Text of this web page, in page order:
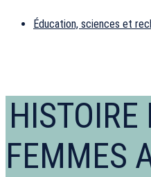
Éducation, sciences et
HISTOIRE
FEMMES